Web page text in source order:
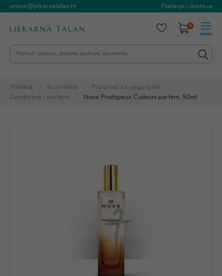
online@ljekarnatalan.hr Plaćanje i dostava
0
Početna Kozmetika
Proizvodi za njegu tijela
Deodoranti i parfemi
Nuxe Prodigieux Čudesni parfem, 50ml